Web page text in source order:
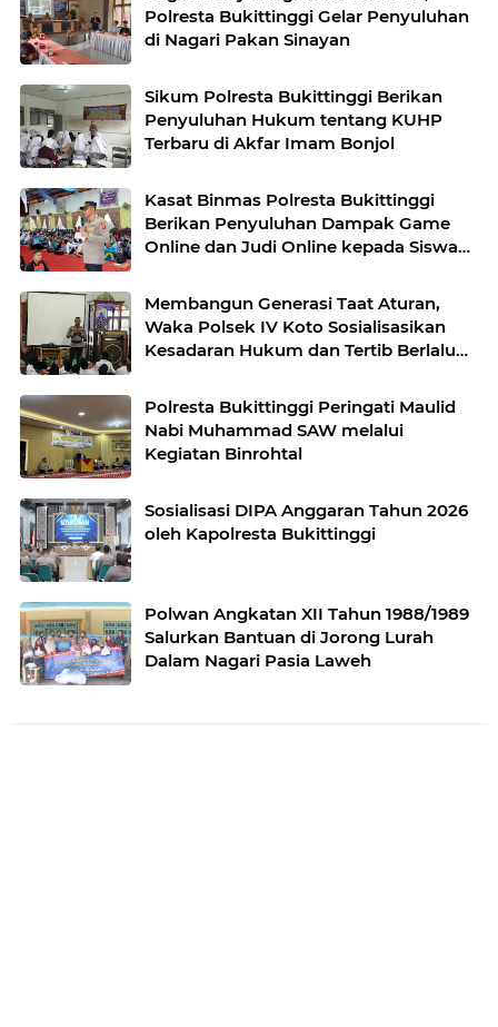
Polresta Bukittinggi Gelar Penyuluhan
di Nagari Pakan Sinayan
Sikum Polresta Bukittinggi Berikan
Penyuluhan Hukum tentang KUHP
Terbaru di Akfar Imam Bonjol
Kasat Binmas Polresta Bukittinggi
Berikan Penyuluhan Dampak Game
Online dan Judi Online kepada Siswa
Membangun Generasi Taat Aturan,
Waka Polsek IV Koto Sosialisasikan
Kesadaran Hukum dan Tertib Berlalu
Polresta Bukittinggi Peringati Maulid
Nabi Muhammad SAW melalui
Kegiatan Binrohtal
Sosialisasi DIPA Anggaran Tahun 2026
oleh Kapolresta Bukittinggi
Polwan Angkatan XII Tahun 1988/1989
Salurkan Bantuan di Jorong Lurah
Dalam Nagari Pasia Laweh